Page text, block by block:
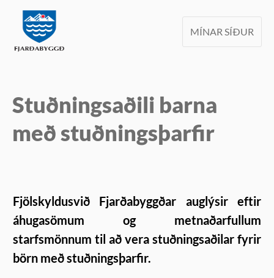
MÍNAR SÍÐUR
Stuðningsaðili barna
með stuðningsþarfir
Fjölskyldusvið Fjarðabyggðar auglýsir eftir
áhugasömum og metnaðarfullum
starfsmönnum til að vera stuðningsaðilar fyrir
börn með stuðningsþarfir.